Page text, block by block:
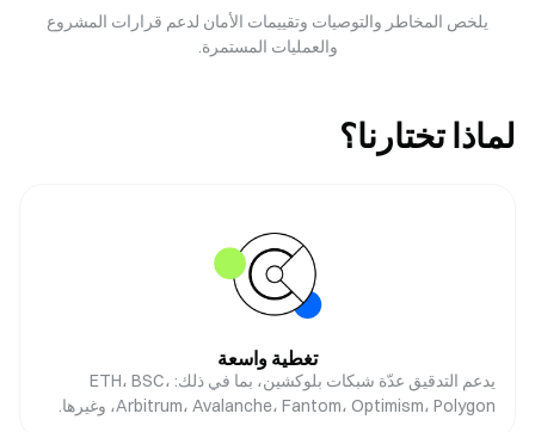
يلخص المخاطر والتوصيات وتقييمات الأمان لدعم قرارات المشروع
والعمليات المستمرة.
لماذا تختارنا؟
تغطية واسعة
يدعم التدقيق عدّة شبكات بلوكشين، بما في ذلك: ETH، BSC،
Arbitrum، Avalanche، Fantom، Optimism، Polygon، وغيرها.